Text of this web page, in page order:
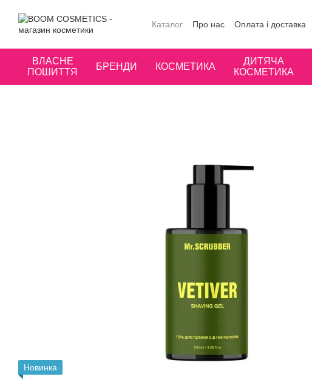
Каталог
Про нас Оплата і доставка
ВЛАСНЕ
ПОШИТТЯ
БРЕНДИ КОСМЕТИКА
ДИТЯЧА
КОСМЕТИКА
Новинка